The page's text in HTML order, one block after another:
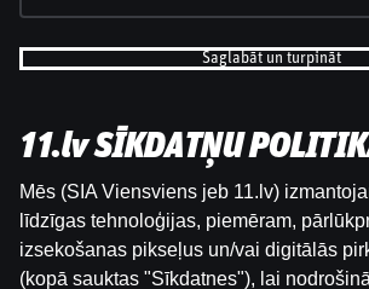
Šai spēlei nav pieejama demo
pieslēdzies, lai spēlētu ar
Saglabāt un turpināt
11.lv SĪKDATŅU
Mēs (SIA Viensviens jeb 11.lv)
līdzīgas tehnoloģijas, piemēram,
izsekošanas pikseļus un/vai digitālās
(kopā sauktas "Sīkdatnes"), lai